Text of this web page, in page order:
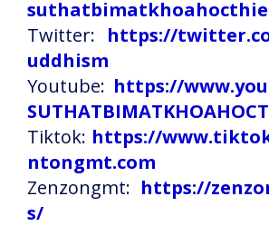
Twitter: https://
uddhism
Youtube: https://
Tiktok: https://
ntongmt.com
Zenzongmt: https://
s/